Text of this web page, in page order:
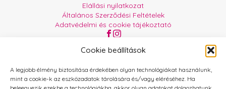
Cookie beállítások
A legjobb élmény biztosítása érdekében olyan technológiákat használunk,
mint a cookie-k az eszközadatok tárolására és/vagy eléréséhez. Ha
Elállási nyilatkozat
Általános Szerződési Feltételek
Adatvédelmi és cookie tájékoztató